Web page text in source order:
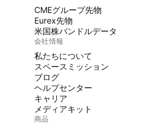
CMEグループ先物
Eurex先物
米国株バンドルデータ
会社情報
私たちについて
スペースミッション
ブログ
ヘルプセンター
キャリア
メディアキット
商品